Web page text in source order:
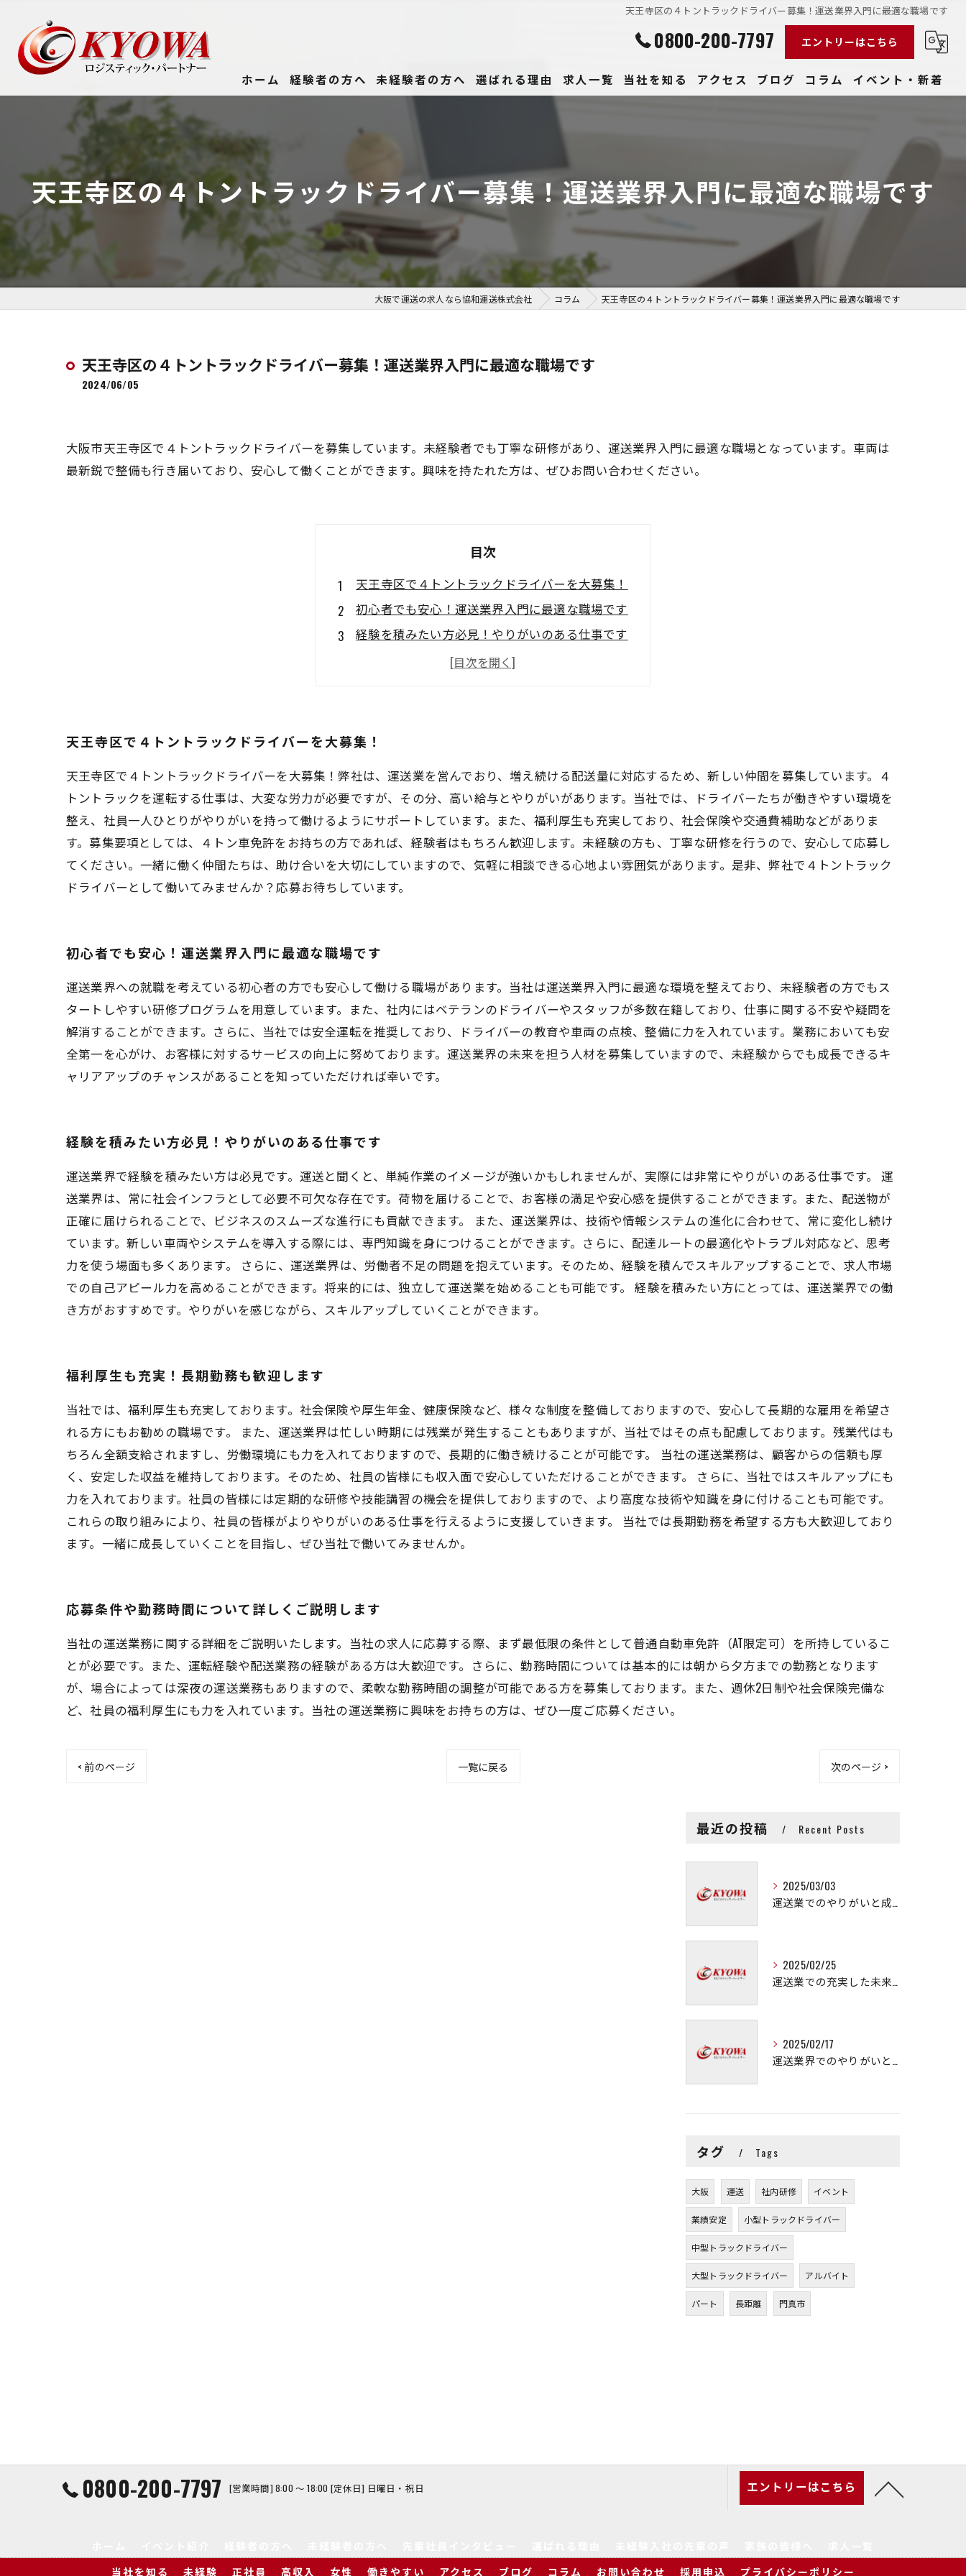
天王寺区の４トントラックドライバー募集！運送業界入門に最適な職場です
0800-200-7797 エントリーはこちら
ホーム 経験者の方へ 未経験者の方へ 選ばれる理由 求人一覧 当社を知る
高収入
アクセス ブログ コラム イベント・新着
天王寺区の４トントラックドライバー募集！運送業界入門に最適な職場です
大阪で運送の求人なら協和運送株式会社 コラム 天王寺区の４トントラックドライバー募集！運送業界入門に最適な職場です
天王寺区の４トントラックドライバー募集！運送業界入門に最適な職場です
2024/06/05
大阪市天王寺区で４トントラックドライバーを募集しています。未経験者でも丁寧な研修があり、運送業界入門に最適な職場となっています。車両は
最新鋭で整備も行き届いており、安心して働くことができます。興味を持たれた方は、ぜひお問い合わせください。
目次
天王寺区で４トントラックドライバーを大募集！
初心者でも安心！運送業界入門に最適な職場です
経験を積みたい方必見！やりがいのある仕事です
福利厚生も充実！長期勤務も歓迎します
天王寺区で４トントラックドライバーを大募集！
天王寺区で４トントラックドライバーを大募集！弊社は、運送業を営んでおり、増え続ける配送量に対応するため、新しい仲間を募集しています。４
トントラックを運転する仕事は、大変な労力が必要ですが、その分、高い給与とやりがいがあります。当社では、ドライバーたちが働きやすい環境を
整え、社員一人ひとりがやりがいを持って働けるようにサポートしています。また、福利厚生も充実しており、社会保険や交通費補助などがありま
す。募集要項としては、４トン車免許をお持ちの方であれば、経験者はもちろん歓迎します。未経験の方も、丁寧な研修を行うので、安心して応募し
てください。一緒に働く仲間たちは、助け合いを大切にしていますので、気軽に相談できる心地よい雰囲気があります。是非、弊社で４トントラック
ドライバーとして働いてみませんか？応募お待ちしています。
初心者でも安心！運送業界入門に最適な職場です
運送業界への就職を考えている初心者の方でも安心して働ける職場があります。当社は運送業界入門に最適な環境を整えており、未経験者の方でもス
タートしやすい研修プログラムを用意しています。また、社内にはベテランのドライバーやスタッフが多数在籍しており、仕事に関する不安や疑問を
解消することができます。さらに、当社では安全運転を推奨しており、ドライバーの教育や車両の点検、整備に力を入れています。業務においても安
全第一を心がけ、お客様に対するサービスの向上に努めております。運送業界の未来を担う人材を募集していますので、未経験からでも成長できるキ
ャリアアップのチャンスがあることを知っていただければ幸いです。
経験を積みたい方必見！やりがいのある仕事です
運送業界で経験を積みたい方は必見です。運送と聞くと、単純作業のイメージが強いかもしれませんが、実際には非常にやりがいのある仕事です。 運
送業界は、常に社会インフラとして必要不可欠な存在です。荷物を届けることで、お客様の満足や安心感を提供することができます。また、配送物が
正確に届けられることで、ビジネスのスムーズな進行にも貢献できます。 また、運送業界は、技術や情報システムの進化に合わせて、常に変化し続け
ています。新しい車両やシステムを導入する際には、専門知識を身につけることができます。さらに、配達ルートの最適化やトラブル対応など、思考
力を使う場面も多くあります。 さらに、運送業界は、労働者不足の問題を抱えています。そのため、経験を積んでスキルアップすることで、求人市場
での自己アピール力を高めることができます。将来的には、独立して運送業を始めることも可能です。 経験を積みたい方にとっては、運送業界での働
き方がおすすめです。やりがいを感じながら、スキルアップしていくことができます。
福利厚生も充実！長期勤務も歓迎します
当社では、福利厚生も充実しております。社会保険や厚生年金、健康保険など、様々な制度を整備しておりますので、安心して長期的な雇用を希望さ
れる方にもお勧めの職場です。 また、運送業界は忙しい時期には残業が発生することもありますが、当社ではその点も配慮しております。残業代はも
ちろん全額支給されますし、労働環境にも力を入れておりますので、長期的に働き続けることが可能です。 当社の運送業務は、顧客からの信頼も厚
く、安定した収益を維持しております。そのため、社員の皆様にも収入面で安心していただけることができます。 さらに、当社ではスキルアップにも
力を入れております。社員の皆様には定期的な研修や技能講習の機会を提供しておりますので、より高度な技術や知識を身に付けることも可能です。
これらの取り組みにより、社員の皆様がよりやりがいのある仕事を行えるように支援していきます。 当社では長期勤務を希望する方も大歓迎しており
ます。一緒に成長していくことを目指し、ぜひ当社で働いてみませんか。
応募条件や勤務時間について詳しくご説明します
当社の運送業務に関する詳細をご説明いたします。当社の求人に応募する際、まず最低限の条件として普通自動車免許（AT限定可）を所持しているこ
とが必要です。また、運転経験や配送業務の経験がある方は大歓迎です。さらに、勤務時間については基本的には朝から夕方までの勤務となります
が、場合によっては深夜の運送業務もありますので、柔軟な勤務時間の調整が可能である方を募集しております。また、週休2日制や社会保険完備な
ど、社員の福利厚生にも力を入れています。当社の運送業務に興味をお持ちの方は、ぜひ一度ご応募ください。
< 前のページ 一覧に戻る 次のページ >
最近の投稿 Recent Posts
2025/03/03
運送業でのやりがいと成長の秘訣
2025/02/25
運送業での充実した未来を拓く方法
2025/02/17
運送業界でのやりがいと可能性
タグ Tags
大阪 運送 社内研修 イベント
業績安定 小型トラックドライバー
中型トラックドライバー
大型トラックドライバー アルバイト
パート 長距離 門真市
0800-200-7797 [営業時間] 8:00 ～ 18:00 [定休日] 日曜日・祝日 エントリーはこちら
当社を知る
未経験 正社員 高収入 女性 働きやすい アクセス ブログ コラム お問い合わせ 採用申込 プライバシーポリシー